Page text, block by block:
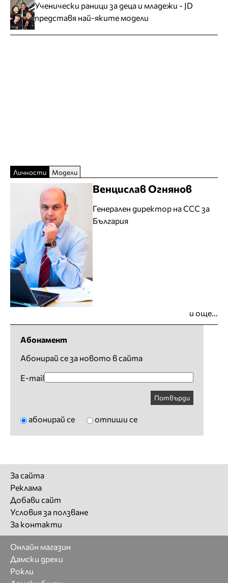
Ученически раници за деца и младежи - JD
представя най-яките модели
Личности Модели
Венцислав Огнянов
Генерален директор на CCC за
България
и още...
Абонамент
Абонирай се за новото в сайта
E-mail
Потвърди
абонирай се отпиши се
За сайта
Реклама
Добави сайт
Условия за ползване
За контакти
Онлайн магазин
Дамски дрехи
Рокли